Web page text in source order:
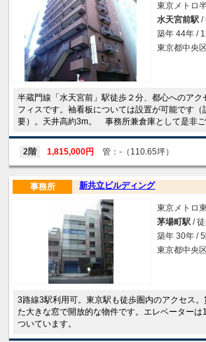
東京メトロ
水天宮前駅 /
築年 44年 /
東京都中央
半蔵門線「水天宮前」駅徒歩２分、都心へのアク
フィスです。袖看板については設置が可能です
要）。天井高約3m。 事務所兼倉庫として是非ご
2階 1,815,000円 管：-（110.65坪）
新共立ビルディング
事務所
東京メトロ
茅場町駅 /
築年 30年 /
東京都中央
3路線3駅利用可。東京駅も徒歩圏内のアクセス
た大きな窓で開放的な物件です。エレベーター
ついています。